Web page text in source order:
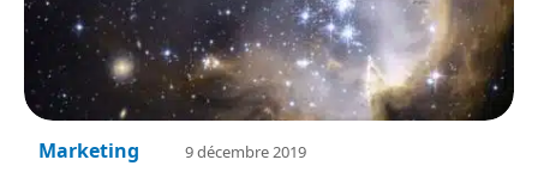
Marketing 9 décembre 2019